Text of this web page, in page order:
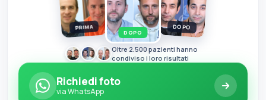
PRIMA
DOPO
DOPO
Oltre 2.500 pazienti hanno
condiviso i loro risultati
Richiedi foto
via WhatsApp